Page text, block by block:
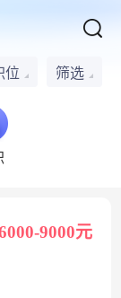
位 筛选
9000元